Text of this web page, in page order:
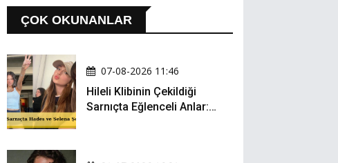
ÇOK OKUNANLAR
07-08-2026 11:46
Hileli Klibinin Çekildiği
Sarnıçta Eğlenceli Anlar: